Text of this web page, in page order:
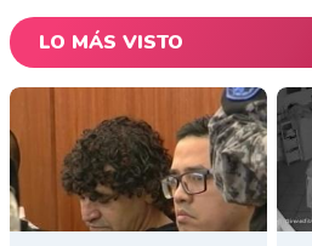
LO MÁS VISTO